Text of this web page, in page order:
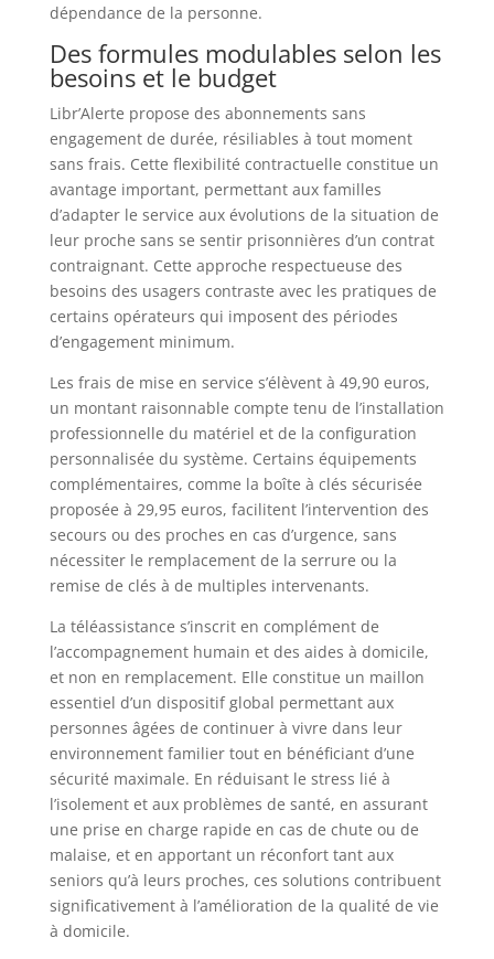
dépendance de la personne.
Des formules modulables selon les
besoins et le budget
Libr’Alerte propose des abonnements sans
engagement de durée, résiliables à tout moment
sans frais. Cette flexibilité contractuelle constitue un
avantage important, permettant aux familles
d’adapter le service aux évolutions de la situation de
leur proche sans se sentir prisonnières d’un contrat
contraignant. Cette approche respectueuse des
besoins des usagers contraste avec les pratiques de
certains opérateurs qui imposent des périodes
d’engagement minimum.
Les frais de mise en service s’élèvent à 49,90 euros,
un montant raisonnable compte tenu de l’installation
professionnelle du matériel et de la configuration
personnalisée du système. Certains équipements
complémentaires, comme la boîte à clés sécurisée
proposée à 29,95 euros, facilitent l’intervention des
secours ou des proches en cas d’urgence, sans
nécessiter le remplacement de la serrure ou la
remise de clés à de multiples intervenants.
La téléassistance s’inscrit en complément de
l’accompagnement humain et des aides à domicile,
et non en remplacement. Elle constitue un maillon
essentiel d’un dispositif global permettant aux
personnes âgées de continuer à vivre dans leur
environnement familier tout en bénéficiant d’une
sécurité maximale. En réduisant le stress lié à
l’isolement et aux problèmes de santé, en assurant
une prise en charge rapide en cas de chute ou de
malaise, et en apportant un réconfort tant aux
seniors qu’à leurs proches, ces solutions contribuent
significativement à l’amélioration de la qualité de vie
à domicile.